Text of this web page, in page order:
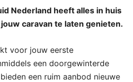
Nederland heeft alles in huis
caravan te laten genieten.
voor jouw eerste
een doorgewinterde
een ruim aanbod nieuwe